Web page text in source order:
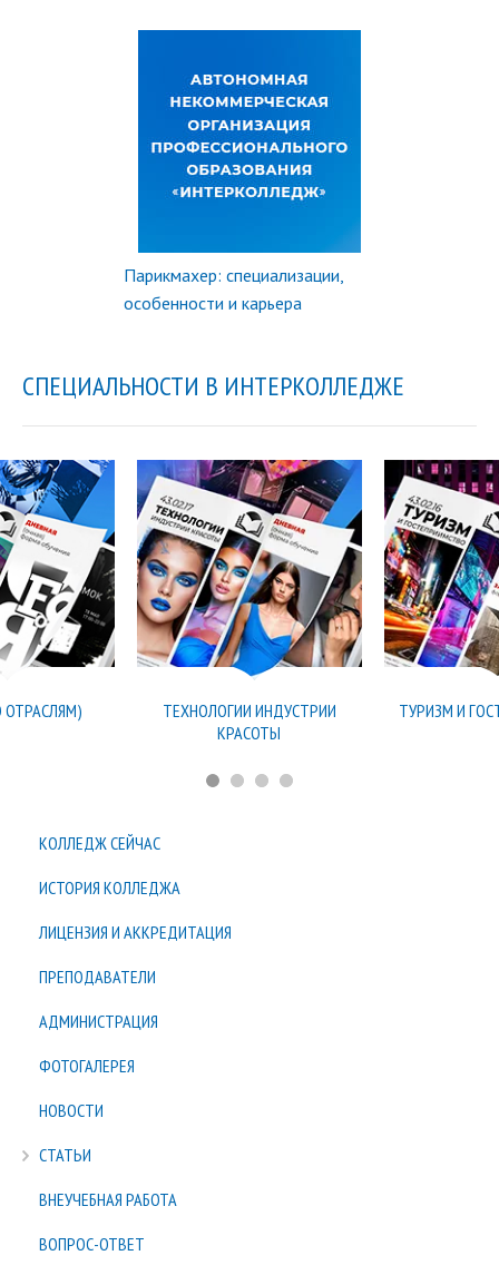
Парикмахер: специализации,
особенности и карьера
СПЕЦИАЛЬНОСТИ В ИНТЕРКОЛЛЕДЖЕ
ОТРАСЛЯМ)
ТЕХНОЛОГИИ ИНДУСТРИИ
КРАСОТЫ
ТУРИЗМ И
КОЛЛЕДЖ СЕЙЧАС
ИСТОРИЯ КОЛЛЕДЖА
ЛИЦЕНЗИЯ И АККРЕДИТАЦИЯ
ПРЕПОДАВАТЕЛИ
АДМИНИСТРАЦИЯ
ФОТОГАЛЕРЕЯ
НОВОСТИ
СТАТЬИ
ВНЕУЧЕБНАЯ РАБОТА
ВОПРОС-ОТВЕТ